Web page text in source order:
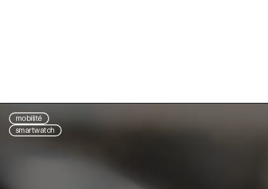
mobilité
smartwatch